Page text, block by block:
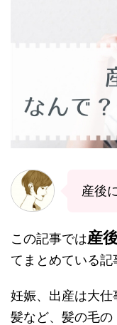
産後
この記事では産
てまとめている記
妊娠、出産は大仕
髪など、髪の毛の